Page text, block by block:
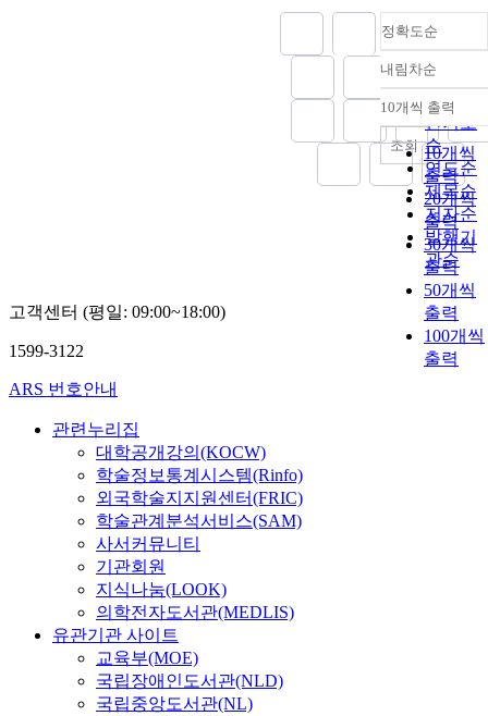
정확도순
정확도
순
인기도
순
연도순
제목순
저자순
발행기
관순
내림차순
내림차
10개씩 출력
10개씩
출력
20개씩
출력
30개씩
출력
50개씩
출력
100개씩
출력
조회
고객센터 (평일: 09:00~18:00)
1599-3122
ARS 번호안내
관련누리집
대학공개강의(KOCW)
학술정보통계시스템(Rinfo)
외국학술지지원센터(FRIC)
학술관계분석서비스(SAM)
사서커뮤니티
기관회원
지식나눔(LOOK)
의학전자도서관(MEDLIS)
유관기관 사이트
교육부(MOE)
국립장애인도서관(NLD)
국립중앙도서관(NL)